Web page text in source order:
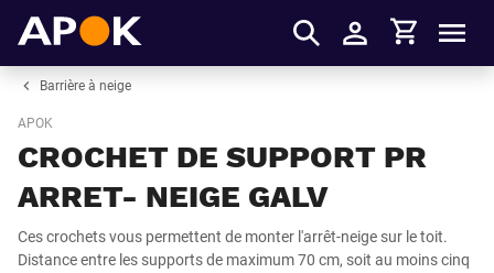
S'identifier
Panier
Barrière à neige
APOK
CROCHET DE SUPPORT PR
ARRET- NEIGE GALV
Ces crochets vous permettent de monter l'arrêt-neige sur le toit.
Distance entre les supports de maximum 70 cm, soit au moins cinq